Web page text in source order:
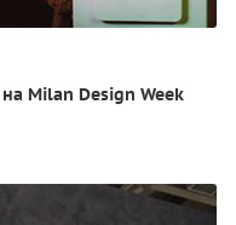
Milan Design Week